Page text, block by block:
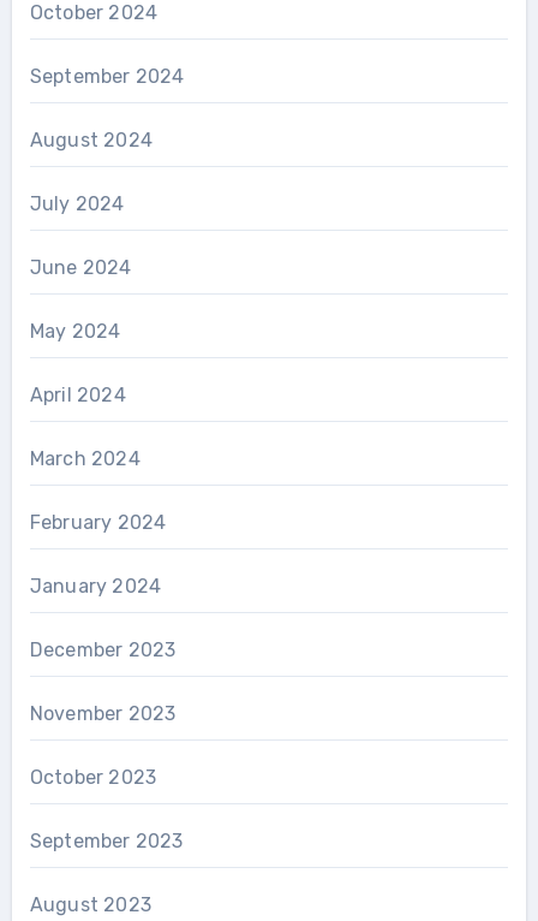
October 2024
September 2024
August 2024
July 2024
June 2024
May 2024
April 2024
March 2024
February 2024
January 2024
December 2023
November 2023
October 2023
September 2023
August 2023